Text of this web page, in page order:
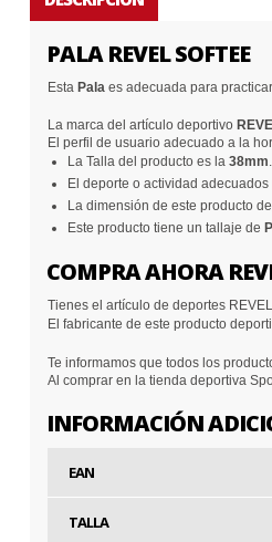
PALA REVEL SOFTEE
Esta Pala es adecuada para practicar
La marca del artículo deportivo
El perfil de usuario adecuado a la
La Talla del producto es la38mm.
El deporte o actividad
La dimensión de este producto
Este producto tiene un tallaje de
COMPRA AHORA
Tienes el artículo de deportes
El fabricante de este producto
Te informamos que todos los
Al comprar en la tienda deportiva
INFORMACIÓN
EAN
TALLA